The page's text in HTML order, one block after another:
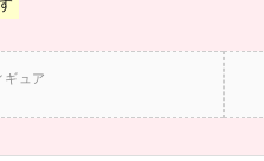
ギュア